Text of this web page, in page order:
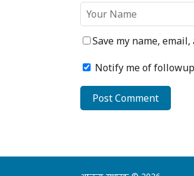
Save my name,
Notify me of